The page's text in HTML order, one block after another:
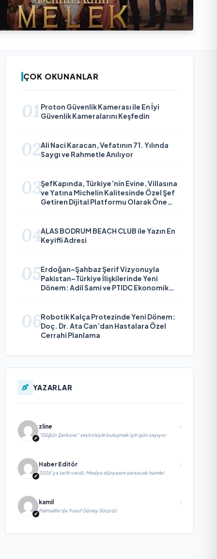
ÇOK OKUNANLAR
01 Proton Güvenlik Kamerası ile En İyi
Güvenlik Kameralarını Keşfedin
02Ali Naci Karacan, Vefatının 71. Yılında
Saygı ve Rahmetle Anılıyor
03ŞefKapında, Türkiye’nin Evine, Villasına
ve Yatına Michelin Kalitesinde Özel Şef
Getiren Dijital Platformu Olarak Öne
04ALAS BODRUM BEACH CLUB ile Yazın En
Keyifli Adresi
05Erdoğan–Şahbaz Şerif Vizyonuyla
Pakistan–Türkiye İlişkilerinde Yeni
Dönem: Adil Sami ve PTIDC Ekonomik
06Robotik Kalça Protezinde Yeni Dönem:
Doç. Dr. Ata Can’dan Hastalara Özel
Cerrahi Planlama
YAZARLAR
zline
“Düğün Şarkıcısı” seyircisiyle buluşmak için gün sayıyor
Haber Editör
2026’ya tarih verdi; Medya dünyasını sarsacak hamle!
kamil
Palmalife’da Yusuf Güney Sürprizi